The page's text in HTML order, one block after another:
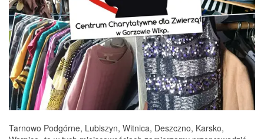
Tarnowo Podgórne, Lubiszyn, Witnica, Deszczno, Karsko,